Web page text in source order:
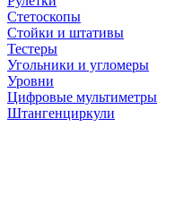
Стетоскопы
Стойки и штативы
Тестеры
Угольники и угломеры
Уровни
Цифровые мультиметры
Штангенциркули